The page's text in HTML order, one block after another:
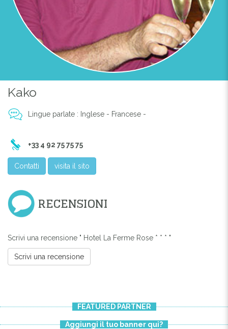
Kako
Lingue parlate : Inglese - Francese -
+33 4 92 75 75 75
Contatti visita il sito
RECENSIONI
Scrivi una recensione " Hotel La Ferme Rose * * * "
Scrivi una recensione
FEATURED PARTNER
Aggiungi il tuo banner qui?